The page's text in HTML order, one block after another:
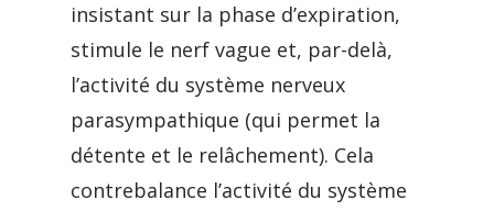
insistant sur la phase d’expiration,
stimule le nerf vague et, par-delà,
l’activité du système nerveux
parasympathique (qui permet la
détente et le relâchement). Cela
contrebalance l’activité du système